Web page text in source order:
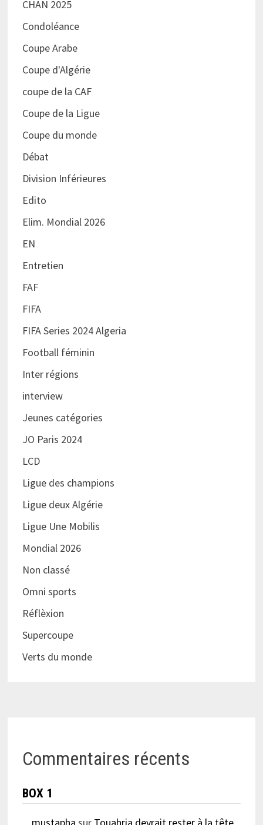
CHAN 2025
Condoléance
Coupe Arabe
Coupe d'Algérie
coupe de la CAF
Coupe de la Ligue
Coupe du monde
Débat
Division Inférieures
Edito
Elim. Mondial 2026
EN
Entretien
FAF
FIFA
FIFA Series 2024 Algeria
Football féminin
Inter régions
interview
Jeunes catégories
JO Paris 2024
LCD
Ligue des champions
Ligue deux Algérie
Ligue Une Mobilis
Mondial 2026
Non classé
Omni sports
Réflèxion
Supercoupe
Verts du monde
Commentaires récents
BOX 1
mustapha sur Touahria devrait rester à la tête